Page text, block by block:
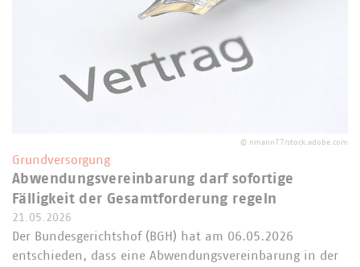
© nmann77/stock.adobe.com
Grundversorgung
Abwendungsvereinbarung darf sofortige
Fälligkeit der Gesamtforderung regeln
21.05.2026
Der Bundesgerichtshof (BGH) hat am 06.05.2026
entschieden, dass eine Abwendungsvereinbarung in der